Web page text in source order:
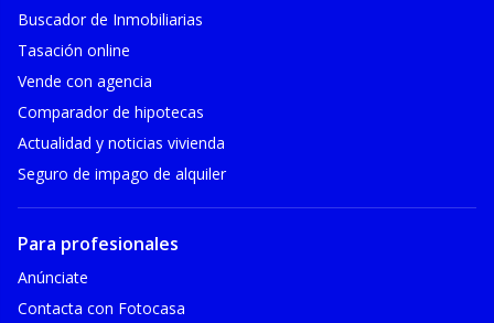
Buscador de Inmobiliarias
Tasación online
Vende con agencia
Comparador de hipotecas
Actualidad y noticias vivienda
Seguro de impago de alquiler
Para profesionales
Anúnciate
Contacta con Fotocasa